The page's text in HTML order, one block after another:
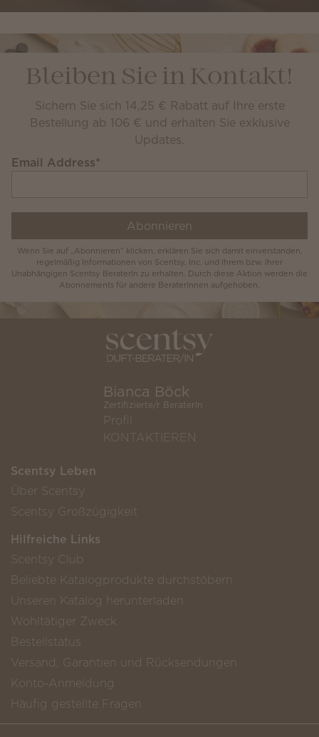
Bleiben Sie in Kontakt!
Sichern Sie sich 14,25 € Rabatt auf Ihre erste
Bestellung ab 106 € und erhalten Sie exklusive
Updates.
Email Address*
Abonnieren
Wenn Sie auf „Abonnieren“ klicken, erklären Sie sich damit einverstanden,
regelmäßig Informationen von Scentsy, Inc. und Ihrem bzw. Ihrer
Unabhängigen Scentsy BeraterIn zu erhalten. Durch diese Aktion werden die
Abonnements für andere BeraterInnen aufgehoben.
Bianca Böck
Zertifizierte/r BeraterIn
Profil
KONTAKTIEREN
Scentsy Leben
Über Scentsy
Scentsy Großzügigkeit
Hilfreiche Links
Scentsy Club
Beliebte Katalogprodukte durchstöbern
Unseren Katalog herunterladen
Wohltätiger Zweck
Bestellstatus
Versand, Garantien und Rücksendungen
Konto-Anmeldung
Häufig gestellte Fragen